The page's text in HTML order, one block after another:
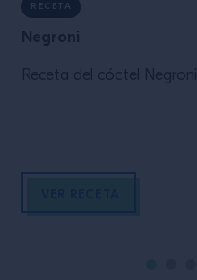
RECETA
Negroni
Receta del cóctel Negroni